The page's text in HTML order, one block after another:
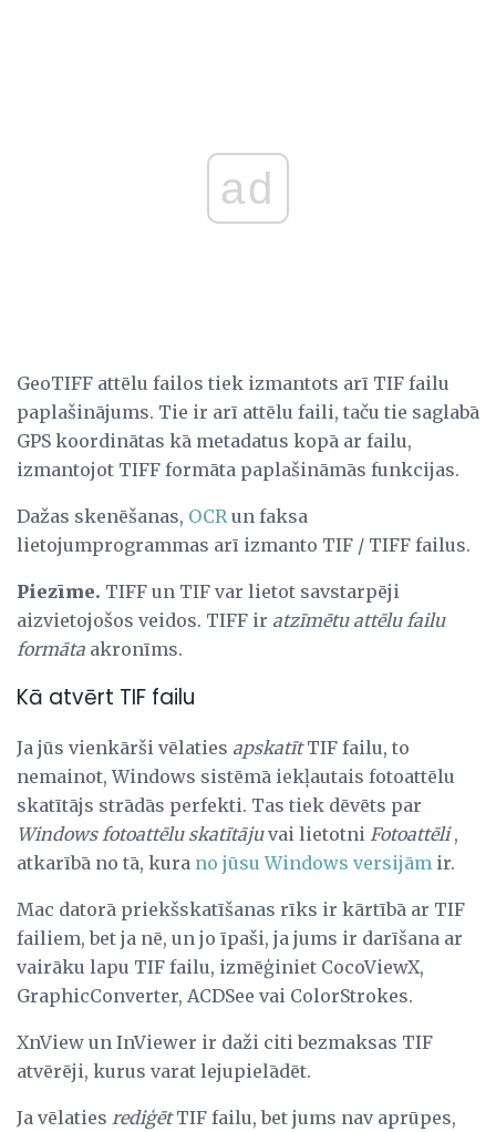
ad
GeoTIFF attēlu failos tiek izmantots arī TIF failu
paplašinājums. Tie ir arī attēlu faili, taču tie saglabā
GPS koordinātas kā metadatus kopā ar failu,
izmantojot TIFF formāta paplašināmās funkcijas.
Dažas skenēšanas, OCR un faksa
lietojumprogrammas arī izmanto TIF / TIFF failus.
Piezīme. TIFF un TIF var lietot savstarpēji
aizvietojošos veidos. TIFF ir atzīmētu attēlu failu
formāta akronīms.
Kā atvērt TIF failu
Ja jūs vienkārši vēlaties apskatītTIF failu, to
nemainot, Windows sistēmā iekļautais fotoattēlu
skatītājs strādās perfekti. Tas tiek dēvēts par
Windows fotoattēlu skatītājuvai lietotni Fotoattēli,
atkarībā no tā, kura no jūsu Windows versijām ir.
Mac datorā priekšskatīšanas rīks ir kārtībā ar TIF
failiem, bet ja nē, un jo īpaši, ja jums ir darīšana ar
vairāku lapu TIF failu, izmēģiniet CocoViewX,
GraphicConverter, ACDSee vai ColorStrokes.
XnView un InViewer ir daži citi bezmaksas TIF
atvērēji, kurus varat lejupielādēt.
Ja vēlaties rediģētTIF failu, bet jums nav aprūpes,